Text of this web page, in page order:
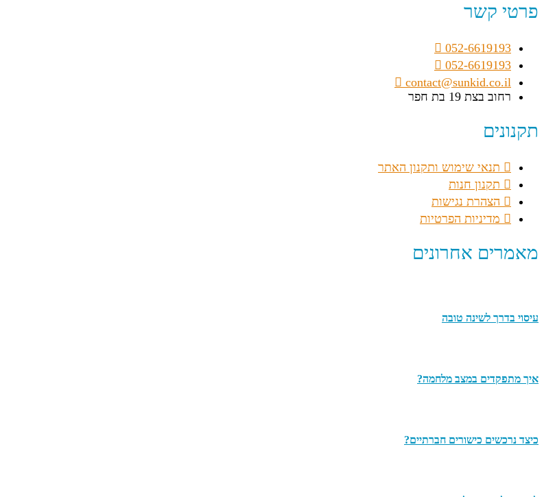
פרטי קשר
052-6619193
052-6619193
contact@sunkid.co.il
רחוב בצת 19 בת חפר
תקנונים
תנאי שימוש ותקנון האתר
תקנון חנות
הצהרת נגישות
מדיניות הפרטיות
מאמרים אחרונים
עיסוי בדרך לשינה טובה
איך מתפקדים במצב מלחמה?
כיצד נרכשים כישורים חברתיים?